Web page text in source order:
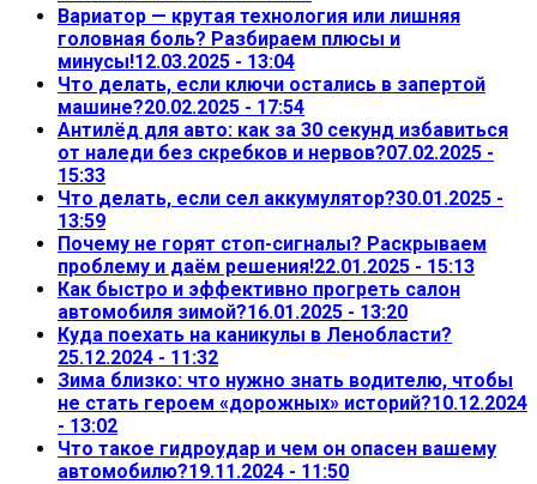
Вариатор — крутая технология или лишняя
головная боль? Разбираем плюсы и
минусы!12.03.2025 - 13:04
Что делать, если ключи остались в запертой
машине?20.02.2025 - 17:54
Антилёд для авто: как за 30 секунд избавиться
от наледи без скребков и нервов?07.02.2025 -
15:33
Что делать, если сел аккумулятор?30.01.2025 -
13:59
Почему не горят стоп-сигналы? Раскрываем
проблему и даём решения!22.01.2025 - 15:13
Как быстро и эффективно прогреть салон
автомобиля зимой?16.01.2025 - 13:20
Куда поехать на каникулы в Ленобласти?
25.12.2024 - 11:32
Зима близко: что нужно знать водителю, чтобы
не стать героем «дорожных» историй?10.12.2024
- 13:02
Что такое гидроудар и чем он опасен вашему
автомобилю?19.11.2024 - 11:50